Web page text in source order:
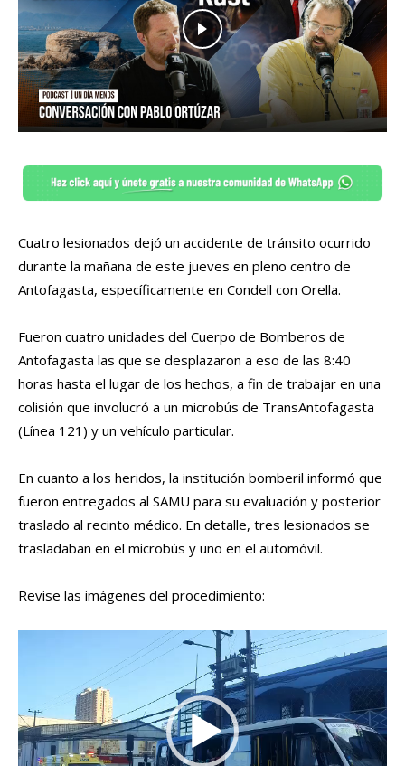
Cuatro lesionados dejó un accidente de tránsito ocurrido
durante la mañana de este jueves en pleno centro de
Antofagasta, específicamente en Condell con Orella.
Fueron cuatro unidades del Cuerpo de Bomberos de
Antofagasta las que se desplazaron a eso de las 8:40
horas hasta el lugar de los hechos, a fin de trabajar en una
colisión que involucró a un microbús de TransAntofagasta
(Línea 121) y un vehículo particular.
En cuanto a los heridos, la institución bomberil informó que
fueron entregados al SAMU para su evaluación y posterior
traslado al recinto médico. En detalle, tres lesionados se
trasladaban en el microbús y uno en el automóvil.
Revise las imágenes del procedimiento:
r
o
d